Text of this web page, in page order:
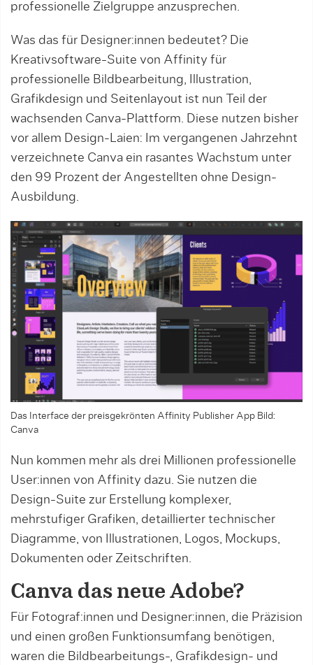
professionelle Zielgruppe anzusprechen.
Was das für Designer:innen bedeutet? Die
Kreativsoftware-Suite von Affinity für
professionelle Bildbearbeitung, Illustration,
Grafikdesign und Seitenlayout ist nun Teil der
wachsenden Canva-Plattform. Diese nutzen bisher
vor allem Design-Laien: Im vergangenen Jahrzehnt
verzeichnete Canva ein rasantes Wachstum unter
den 99 Prozent der Angestellten ohne Design-
Ausbildung.
Das Interface der preisgekrönten Affinity Publisher App Bild:
Canva
Nun kommen mehr als drei Millionen professionelle
User:innen von Affinity dazu. Sie nutzen die
Design-Suite zur Erstellung komplexer,
mehrstufiger Grafiken, detaillierter technischer
Diagramme, von Illustrationen, Logos, Mockups,
Dokumenten oder Zeitschriften.
Canva das neue Adobe?
Für Fotograf:innen und Designer:innen, die Präzision
und einen großen Funktionsumfang benötigen,
waren die Bildbearbeitungs-, Grafikdesign- und